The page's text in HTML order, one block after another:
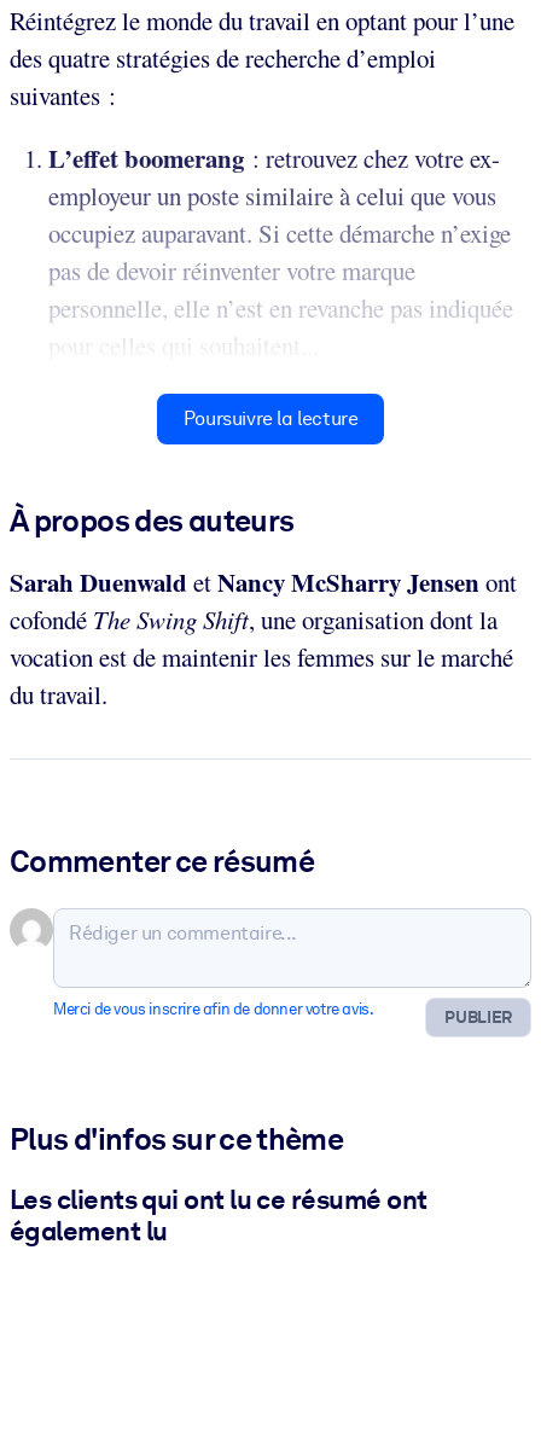
Réintégrez le monde du travail en optant pour l’une
des quatre stratégies de recherche d’emploi
suivantes :
L’effet boomerang : retrouvez chez votre ex-
employeur un poste similaire à celui que vous
occupiez auparavant. Si cette démarche n’exige
pas de devoir réinventer votre marque
personnelle, elle n’est en revanche pas indiquée
pour celles qui souhaitent...
Poursuivre la lecture
À propos des auteurs
Sarah Duenwald etNancy McSharry Jensenont
cofondé The Swing Shift, une organisation dont la
vocation est de maintenir les femmes sur le marché
du travail.
Commenter ce résumé
PUBLIER
Merci de vous inscrire afin de donner votre avis.
Plus d'infos sur ce thème
Les clients qui ont lu ce résumé ont
également lu